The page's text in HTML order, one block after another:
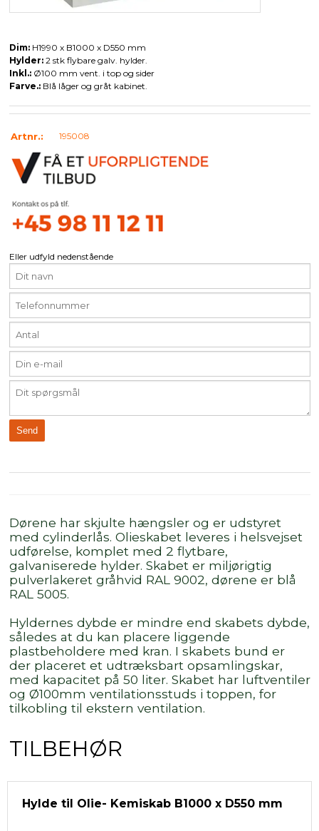
Dim:H1990 x B1000 x D550 mm
Hylder:2 stk flybare galv. hylder.
Inkl.:Ø100 mm vent. i top og sider
Farve.:Blå låger og gråt kabinet.
Artnr.: 195008
Eller udfyld nedenstående
Dørene har skjulte hængsler og er udstyret
med cylinderlås. Olieskabet leveres i helsvejset
udførelse, komplet med 2 flytbare,
galvaniserede hylder. Skabet er miljørigtig
pulverlakeret gråhvid RAL 9002, dørene er blå
RAL 5005.
Hyldernes dybde er mindre end skabets dybde,
således at du kan placere liggende
plastbeholdere med kran. I skabets bund er
der placeret et udtræksbart opsamlingskar,
med kapacitet på 50 liter. Skabet har luftventiler
og Ø100mm ventilationsstuds i toppen, for
tilkobling til ekstern ventilation.
TILBEHØR
Hylde til Olie- Kemiskab B1000 x D550 mm